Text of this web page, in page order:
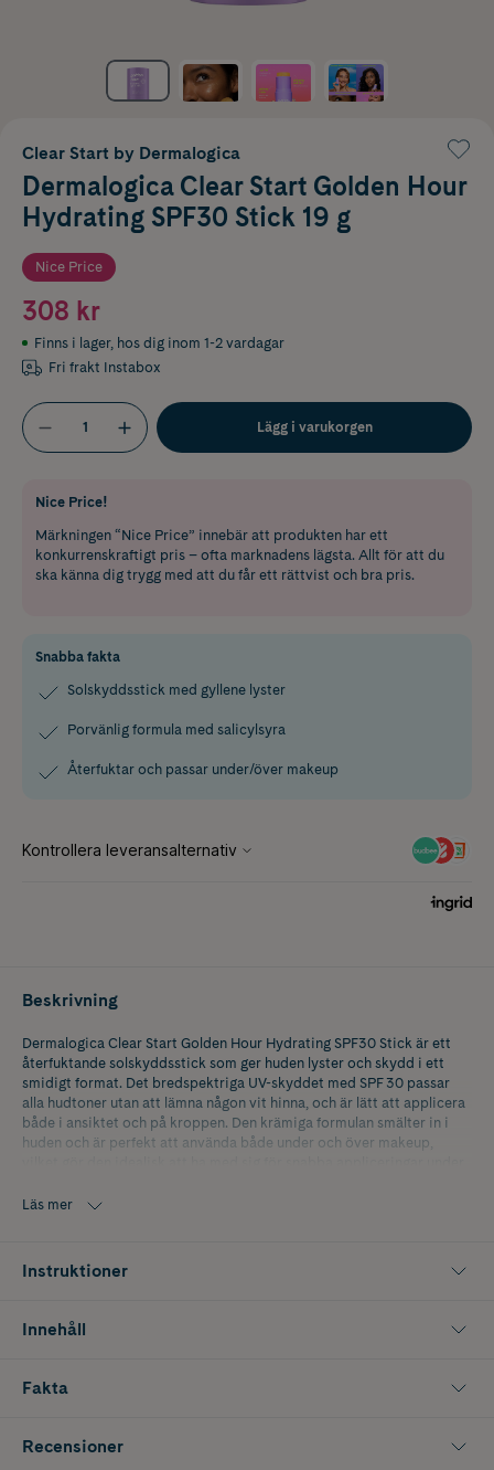
Clear Start by Dermalogica
Dermalogica Clear Start Golden Hour
Hydrating SPF30 Stick 19 g
Nice Price
308 kr
Finns i lager, hos dig inom 1-2 vardagar
Fri frakt Instabox
Lägg i varukorgen
Nice Price!
Märkningen “Nice Price” innebär att produkten har ett
konkurrenskraftigt pris – ofta marknadens lägsta. Allt för att du
ska känna dig trygg med att du får ett rättvist och bra pris.
Snabba fakta
Solskyddsstick med gyllene lyster
Porvänlig formula med salicylsyra
Återfuktar och passar under/över makeup
Beskrivning
Dermalogica Clear Start Golden Hour Hydrating SPF30 Stick är ett
återfuktande solskyddsstick som ger huden lyster och skydd i ett
smidigt format. Det bredspektriga UV-skyddet med SPF 30 passar
alla hudtoner utan att lämna någon vit hinna, och är lätt att applicera
både i ansiktet och på kroppen. Den krämiga formulan smälter in i
huden och är perfekt att använda både under och över makeup,
eller tendens till tilltäppta porer. Squalane och jojobafröolja tillför
näring och mjukgör utan att täppa till huden. Resultatet blir en fräsch,
skadliga strålar.
Läs mer
Instruktioner
Innehåll
Fakta
Recensioner